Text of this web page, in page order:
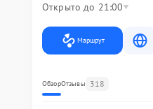
Открыто до 21:00
Маршрут
ОбзорОтзывы 318